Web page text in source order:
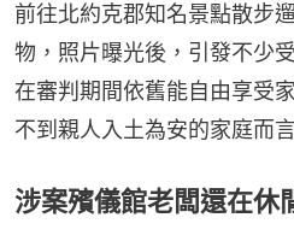
前往北約克郡知名景點散步
物，照片曝光後，引發不少
在審判期間依舊能自由享受
不到親人入土為安的家庭而
涉案殯儀館老闆還在休